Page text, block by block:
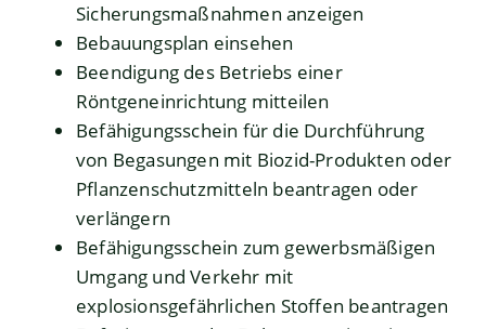
Sicherungsmaßnahmen anzeigen
Bebauungsplan einsehen
Beendigung des Betriebs einer
Röntgeneinrichtung mitteilen
Befähigungsschein für die Durchführung
von Begasungen mit Biozid-Produkten oder
Pflanzenschutzmitteln beantragen oder
verlängern
Befähigungsschein zum gewerbsmäßigen
Umgang und Verkehr mit
explosionsgefährlichen Stoffen beantragen